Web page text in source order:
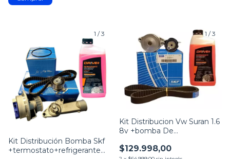
1 /3
Kit Distribución Bomba Skf
+termostato+refrigerante
1 /3
Kit Distribucion Vw Suran 1.6
8v +bomba De
$129.998,00